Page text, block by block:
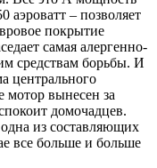
аэроватт – позволяет
покрытие
самая алергенно-
средствам борьбы. И
центрального
мотор вынесен за
домочадцев.
из составляющих
все больше и больше